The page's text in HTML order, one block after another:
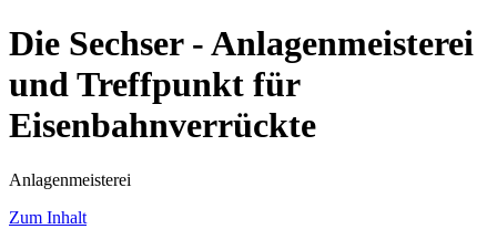
Die Sechser - Anlagenmeisterei
und Treffpunkt für
Eisenbahnverrückte
Anlagenmeisterei
Zum Inhalt